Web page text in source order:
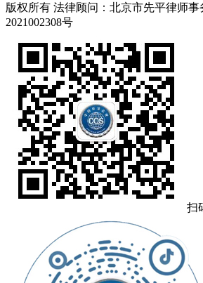
版权所有 法律顾问：北京市先平律师事
2021002308号
扫